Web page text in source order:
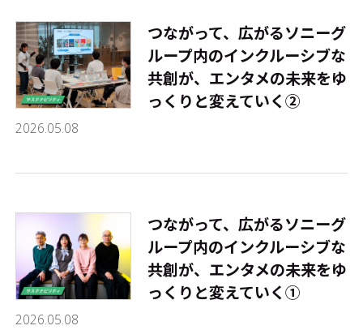
2026.05.08
つながって、広がる――ソニーグ
ループ内のインクルーシブな
共創が、エンタメの未来をゆ
っくりと変えていく②
2026.05.08
つながって、広がる――ソニーグ
ループ内のインクルーシブな
共創が、エンタメの未来をゆ
っくりと変えていく①